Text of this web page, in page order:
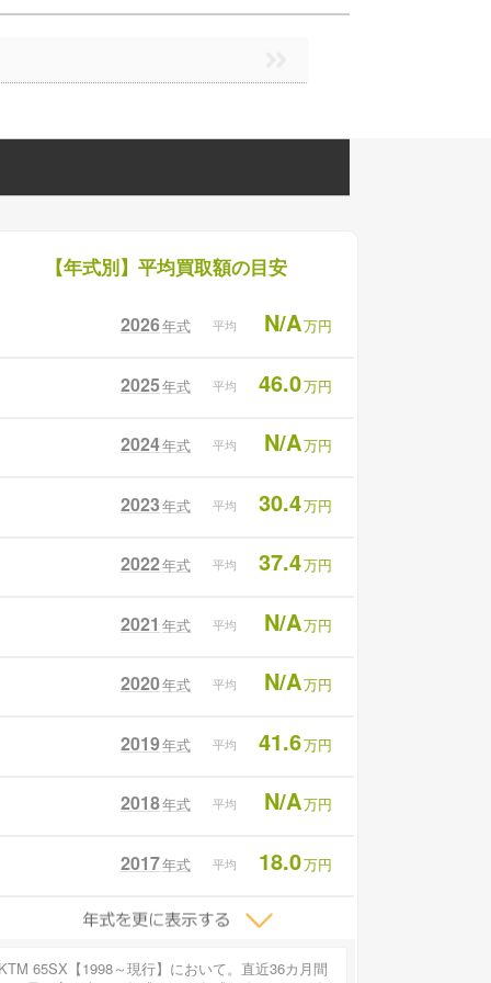
【年式別】平均買取額の目安
2026年式 平均 N/A万円
2025年式 平均 46.0万円
2024年式 平均 N/A万円
2023年式 平均 30.4万円
2022年式 平均 37.4万円
2021 年式 平均 N/A万円
2020年式 平均 N/A万円
2019年式 平均 41.6万円
2018年式 平均 N/A万円
2017年式 平均 18.0万円
KTM 65SX【1998～現行】において。直近36カ月間